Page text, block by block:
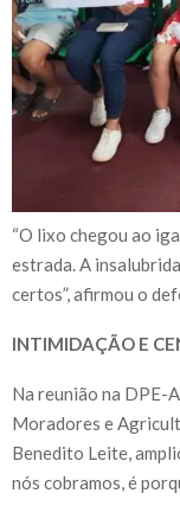
“O lixo chegou ao
estrada. A
certos”, afirmou o
INTIMIDAÇÃO E
Na reunião na DPE-
Moradores e
Benedito Leite,
nós cobramos, é